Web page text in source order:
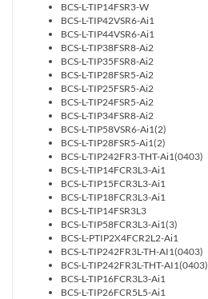
BCS-L-TIP14FSR3-W
BCS-L-TIP42VSR6-Ai1
BCS-L-TIP44VSR6-Ai1
BCS-L-TIP38FSR8-Ai2
BCS-L-TIP35FSR8-Ai2
BCS-L-TIP28FSR5-Ai2
BCS-L-TIP25FSR5-Ai2
BCS-L-TIP24FSR5-Ai2
BCS-L-TIP34FSR8-Ai2
BCS-L-TIP58VSR6-Ai1(2)
BCS-L-TIP28FSR5-Ai1(2)
BCS-L-TIP242FR3-THT-Ai1(0403)
BCS-L-TIP14FCR3L3-Ai1
BCS-L-TIP15FCR3L3-Ai1
BCS-L-TIP18FCR3L3-Ai1
BCS-L-TIP14FSR3L3
BCS-L-TIP58FCR3L3-Ai1(3)
BCS-L-PTIP2X4FCR2L2-Ai1
BCS-L-TIP242FR3L-TH-AI1(0403)
BCS-L-TIP242FR3L-THT-AI1(0403)
BCS-L-TIP16FCR3L3-Ai1
BCS-L-TIP26FCR5L5-Ai1